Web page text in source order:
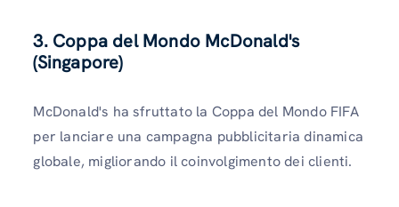
3. Coppa del Mondo McDonald's
(Singapore)
McDonald's ha sfruttato la Coppa del Mondo FIFA
per lanciare una campagna pubblicitaria dinamica
globale, migliorando il coinvolgimento dei clienti.